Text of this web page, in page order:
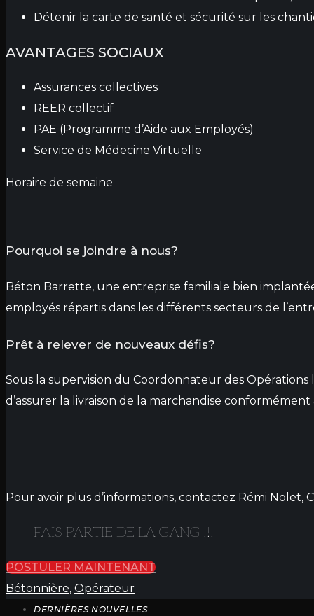
Détenir la carte de santé et sécurité sur les
AVANTAGES SOCIAUX
Assurances collectives
REER collectif
PAE (Programme d’Aide aux Employés)
Service de Médecine Virtuelle
Horaire de semaine
Pourquoi se joindre à nous?
Béton Barrette, une entreprise familiale bien
employés répartis dans les différents secteurs de
Prêt à relever de nouveaux défis?
Sous la supervision du Coordonnateur des
d’assurer la livraison de la marchandise
Pour avoir plus d’informations, contactez Rémi Nolet,
FAIS PARTIE DE LA GANG !!!
POSTULER MAINTENANT
Bétonnière, Opérateur
DERNIÈRES NOUVELLES